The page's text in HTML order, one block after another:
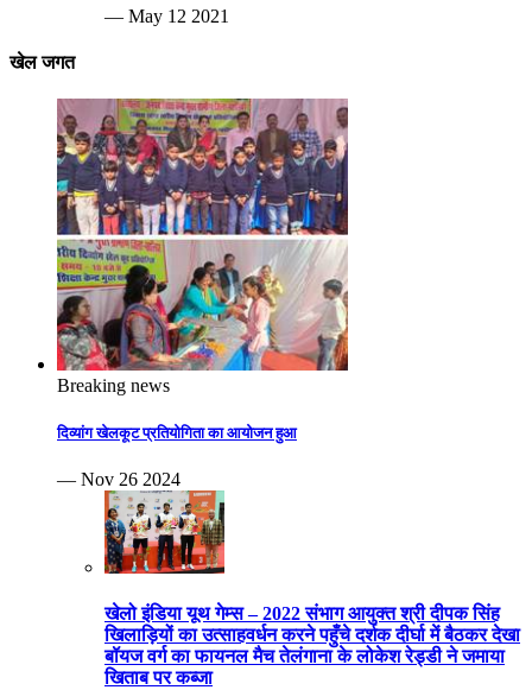
— May 12 2021
खेल जगत
Breaking news
दिव्यांग खेलकूट प्रतियोगिता का आयोजन हुआ
— Nov 26 2024
खेलो इंडिया यूथ गेम्स – 2022 संभाग आयुक्त श्री दीपक सिंह
खिलाड़ियों का उत्साहवर्धन करने पहुँचे दर्शक दीर्घा में बैठकर देखा
बॉयज वर्ग का फायनल मैच तेलंगाना के लोकेश रेड्डी ने जमाया
खिताब पर कब्जा